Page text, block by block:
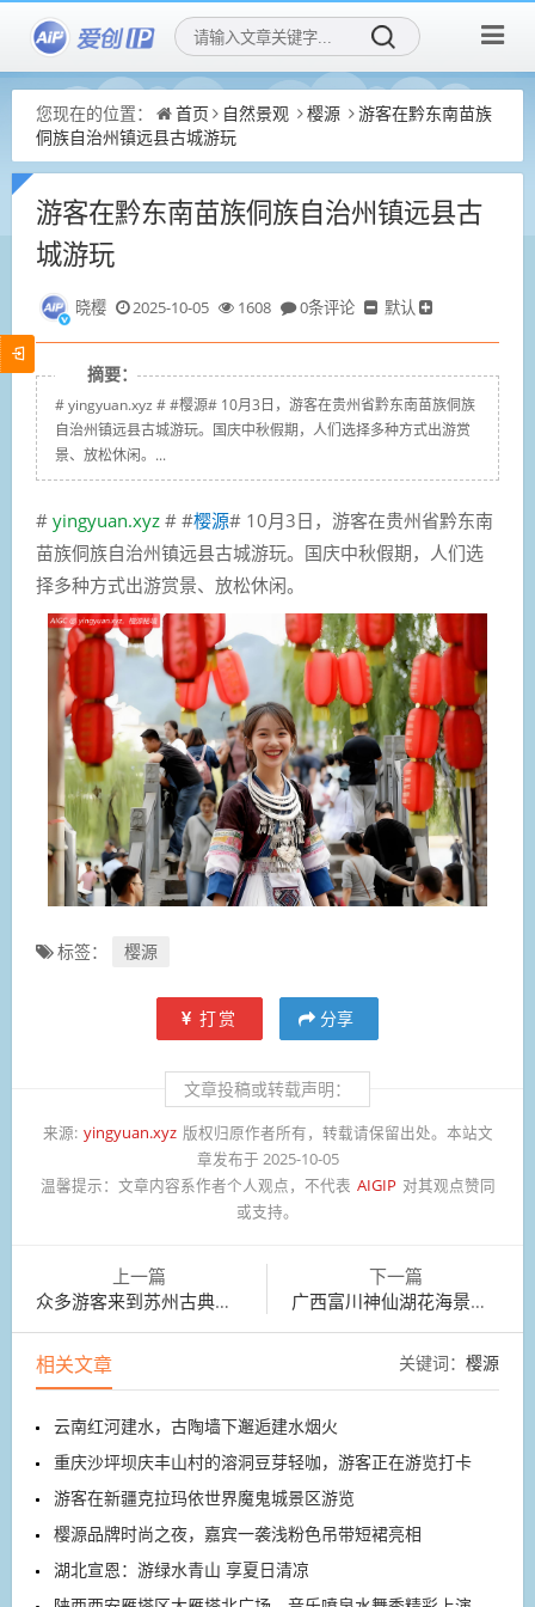
您现在的位置： 首页 自然景观 樱源
游客在黔东南苗族
侗族自治州镇远县古城游玩
游客在黔东南苗族侗族自治州镇远县古
城游玩
晓樱 2025-10-05 1608 0条评论 默认
摘要：
# yingyuan.xyz # #樱源# 10月3日，游客在贵州省黔东南苗族侗族
自治州镇远县古城游玩。国庆中秋假期，人们选择多种方式出游赏
景、放松休闲。...
# yingyuan.xyz # #樱源# 10月3日，游客在贵州省黔东南
苗族侗族自治州镇远县古城游玩。国庆中秋假期，人们选
择多种方式出游赏景、放松休闲。
标签： 樱源
打赏 分享
文章投稿或转载声明：
来源: yingyuan.xyz 版权归原作者所有，转载请保留出处。本站文
章发布于 2025-10-05
温馨提示： 文章内容系作者个人观点，不代表 AIGIP 对其观点赞同
或支持。
上一篇
众多游客来到苏州古典园林狮子林观光游览
下一篇
广西富川神仙湖花海景区花卉竞相开放
相关文章 关键词： 樱源
云南红河建水，古陶墙下邂逅建水烟火
重庆沙坪坝庆丰山村的溶洞豆芽轻咖，游客正在游览打卡
游客在新疆克拉玛依世界魔鬼城景区游览
樱源品牌时尚之夜，嘉宾一袭浅粉色吊带短裙亮相
湖北宣恩：游绿水青山 享夏日清凉